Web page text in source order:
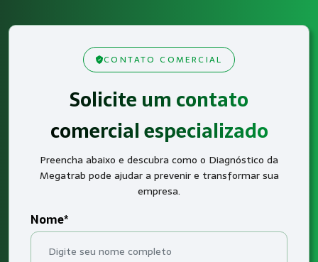
CONTATO COMERCIAL
Solicite um contato
comercial especializado
Preencha abaixo e descubra como o Diagnóstico da
Megatrab pode ajudar a prevenir e transformar sua
empresa.
Nome*